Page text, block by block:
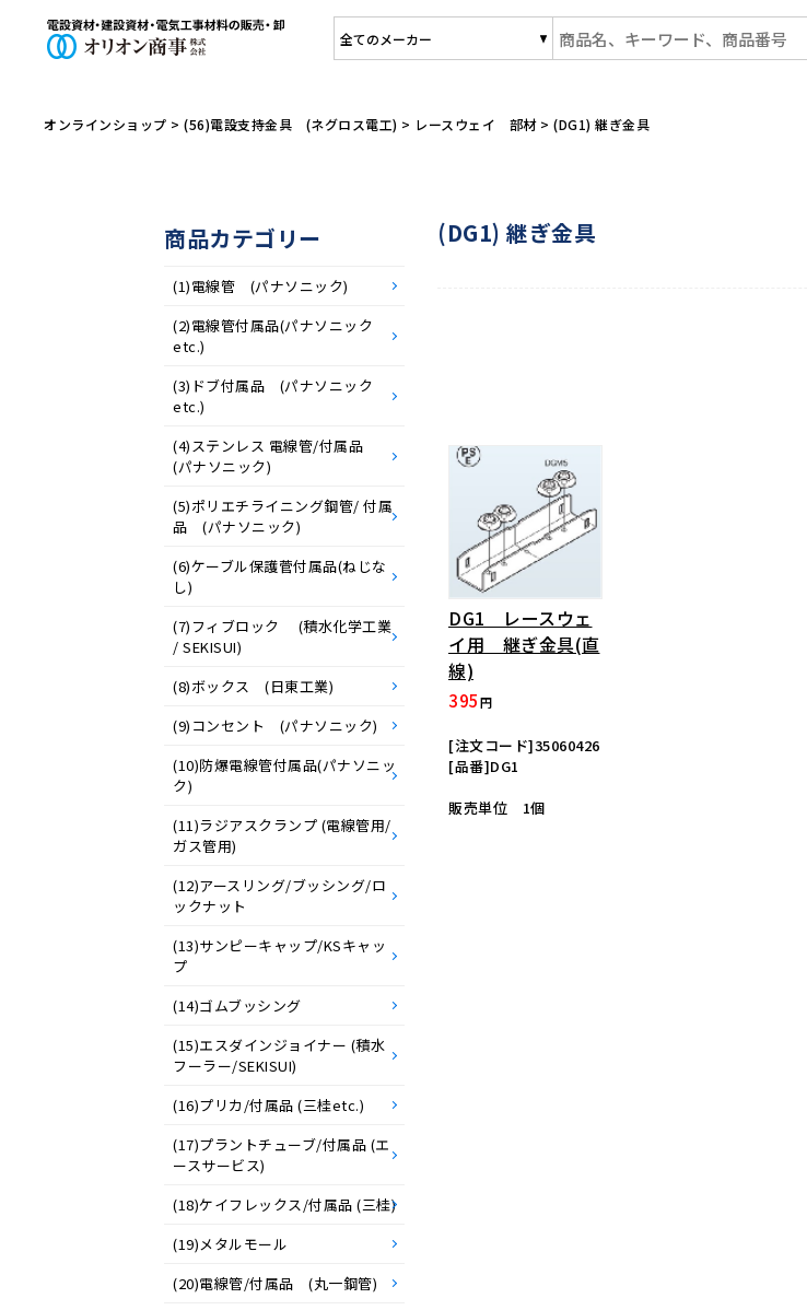
オリオン商事株式会社/商品一覧ページ
オンラインショップ > (56)電設支持金具 (ネグロス電工) > レースウェイ 部材 > (DG1) 継ぎ金具
(DG1) 継ぎ金具
DG1 レースウェ
イ用 継ぎ金具(直
線)
395円
[注文コード]35060426
[品番]DG1
販売単位 1個
商品カテゴリー
(1)電線管 (パナソニック)
(2)電線管付属品(パナソニック
etc.)
(3)ドブ付属品 (パナソニック
etc.)
(4)ステンレス 電線管/付属品
(パナソニック)
(5)ポリエチライニング鋼管/ 付属
品 (パナソニック)
(6)ケーブル保護菅付属品(ねじな
し)
(7)フィブロック (積水化学工業
/ SEKISUI)
(8)ボックス (日東工業)
(9)コンセント (パナソニック)
(10)防爆電線管付属品(パナソニッ
ク)
(11)ラジアスクランプ (電線管用/
ガス管用)
(12)アースリング/ブッシング/ロ
ックナット
(13)サンピーキャップ/KSキャッ
プ
(14)ゴムブッシング
(15)エスダインジョイナー (積水
フーラー/SEKISUI)
(16)プリカ/付属品 (三桂etc.)
(17)プラントチューブ/付属品 (エ
ースサービス)
(18)ケイフレックス/付属品 (三桂)
(19)メタルモール
(20)電線管/付属品 (丸一鋼管)